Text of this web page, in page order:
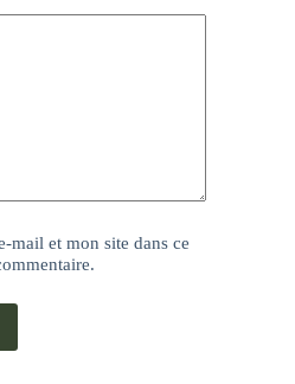
mail et mon site dans ce